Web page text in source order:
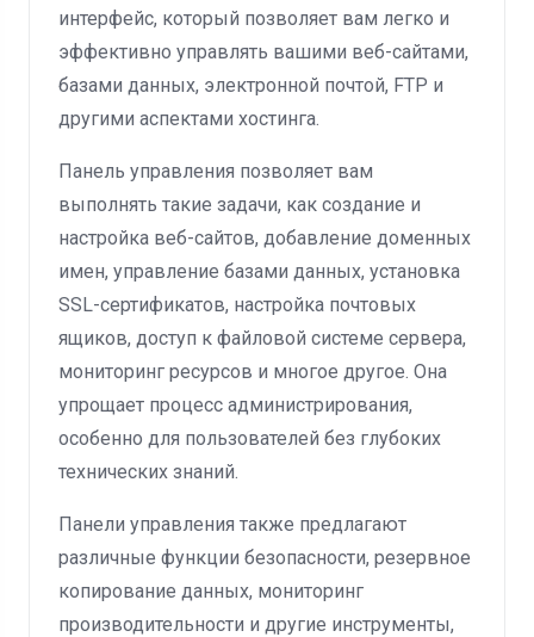
интерфейс, который позволяет вам легко и
эффективно управлять вашими веб-сайтами,
базами данных, электронной почтой, FTP и
другими аспектами хостинга.
Панель управления позволяет вам
выполнять такие задачи, как создание и
настройка веб-сайтов, добавление доменных
имен, управление базами данных, установка
SSL-сертификатов, настройка почтовых
ящиков, доступ к файловой системе сервера,
мониторинг ресурсов и многое другое. Она
упрощает процесс администрирования,
особенно для пользователей без глубоких
технических знаний.
Панели управления также предлагают
различные функции безопасности, резервное
копирование данных, мониторинг
производительности и другие инструменты,